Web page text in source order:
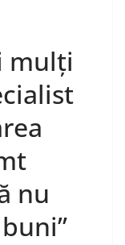
mulți
nu